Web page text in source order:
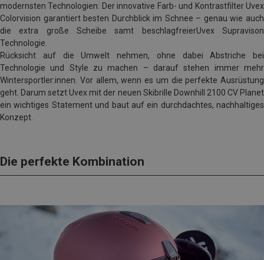
modernsten Technologien: Der innovative Farb- und Kontrastfilter Uvex
Colorvision garantiert besten Durchblick im Schnee – genau wie auch
die extra große Scheibe samt beschlagfreierUvex Supravison
Technologie.
Rücksicht auf die Umwelt nehmen, ohne dabei Abstriche bei
Technologie und Style zu machen – darauf stehen immer mehr
Wintersportler:innen. Vor allem, wenn es um die perfekte Ausrüstung
geht. Darum setzt Uvex mit der neuen Skibrille Downhill 2100 CV Planet
ein wichtiges Statement und baut auf ein durchdachtes, nachhaltiges
Konzept.
Die perfekte Kombination